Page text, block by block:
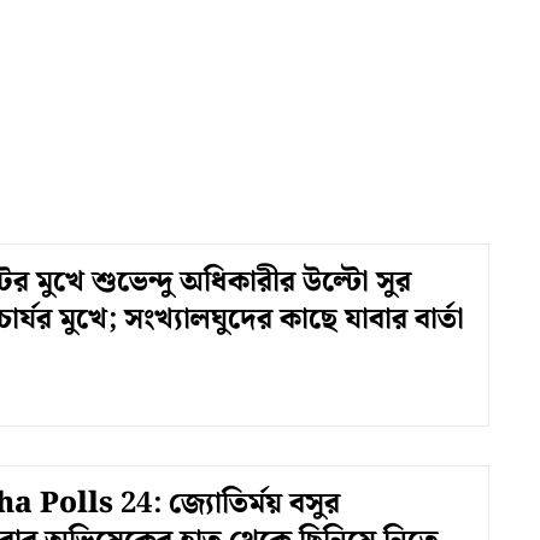
মুখে শুভেন্দু অধিকারীর উল্টো সুর
মুখে; সংখ্যালঘুদের কাছে যাবার বার্তা
Polls 24: জ্যোতির্ময় বসুর